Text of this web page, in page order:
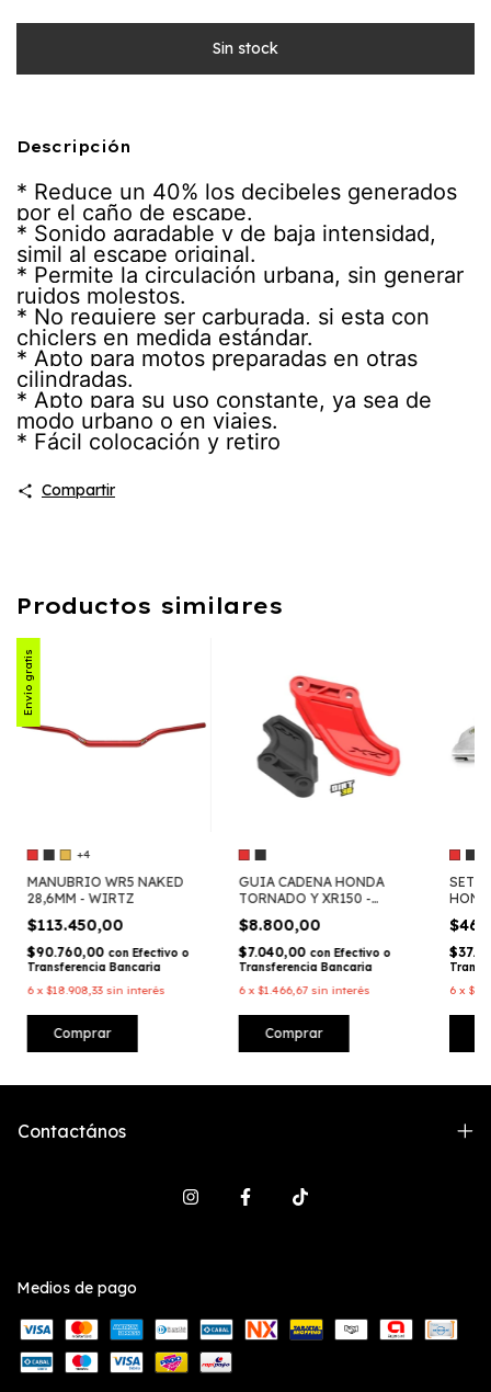
Descripción
* Reduce un 40% los decibeles generados
por el caño de escape.
* Sonido agradable y de baja intensidad,
simil al escape original.
* Permite la circulación urbana, sin generar
ruidos molestos.
* No requiere ser carburada, si esta con
chiclers en medida estándar.
* Apto para motos preparadas en otras
cilindradas.
* Apto para su uso constante, ya sea de
modo urbano o en viajes.
* Fácil colocación y retiro
Compartir
Productos similares
Envío gratis
+4
MANUBRIO WR5 NAKED
28,6MM - WIRTZ
$113.450,00
$90.760,00 con Efectivo o
Transferencia Bancaria
6 x$18.908,33 sin interés
Comprar
GUIA CADENA HONDA
TORNADO Y XR150 -
DIRT3D
$8.800,00
$7.040,00 con Efectivo o
Transferencia Bancaria
6 x$1.466,67 sin interés
Comprar
SET
6 x
Contactános
Medios de pago